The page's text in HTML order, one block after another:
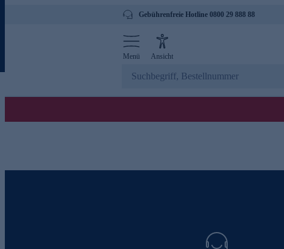
Gebührenfreie Hotline 0800 29 888 88
Menü Ansicht